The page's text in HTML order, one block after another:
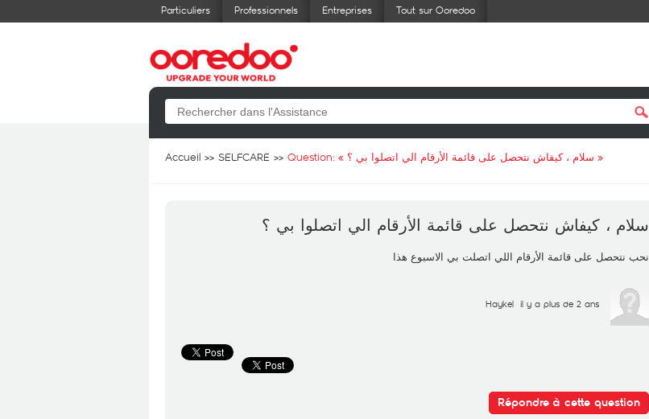
Particuliers Professionnels Entreprises Tout sur Ooredoo
Accueil SELFCARE Question: « سلام ، كيفاش نتحصل على قائمة الأرقام الي اتصلوا بي ؟ »
سلام ، كيفاش نتحصل على قائمة الأرقام الي اتصلوا بي ؟
نحب نتحصل على قائمة الأرقام اللي اتصلت بي الاسبوع هذا
Haykel il y a plus de 2 ans
Répondre à cette question